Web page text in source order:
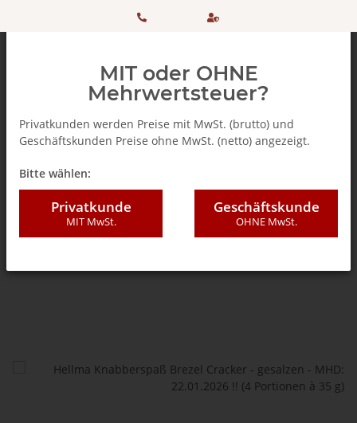
+ 49
506 98
einkaufen
SSL
MIT oder OHNE
Mehrwertsteuer?
Privatkunden werden Preise mit MwSt. (brutto) und
Geschäftskunden Preise ohne MwSt. (netto) angezeigt.
Bitte wählen:
Privatkunde
MIT MwSt.
Geschäftskunde
OHNE MwSt.